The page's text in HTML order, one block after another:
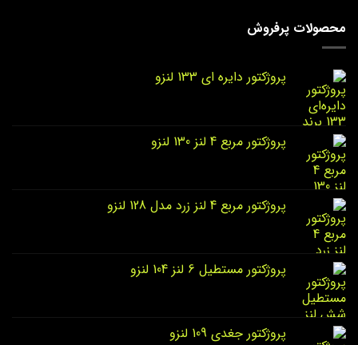
محصولات پرفروش
پروژکتور دایره‌ ای 133 لنزو
پروژکتور مربع 4 لنز 130 لنزو
پروژکتور مربع 4 لنز زرد مدل 128 لنزو
پروژکتور مستطیل 6 لنز 104 لنزو
پروژکتور جغدی 109 لنزو